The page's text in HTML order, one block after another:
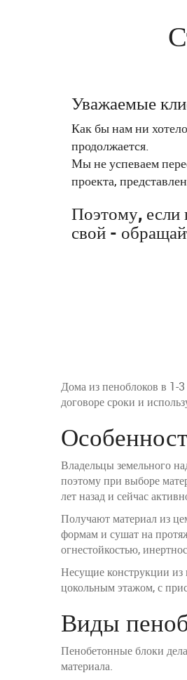
Уважаемые
Как бы нам ни
продолжается.
Мы не успеваем
проекта,
Поэтому, если
свой -
Дома из пеноблоков в 1-
договоре сроки и
Владельцы земельного
поэтому при выборе
лет назад и сейчас
Получают материал из
формам и сушат на
огнестойкостью,
Несущие конструкции из
цокольным этажом, с
Виды
Пенобетонные блоки
материала.